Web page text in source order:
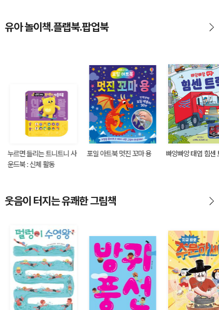
유아 놀이책.플랩북.팝업북
누르면 들리는 트니트니 사
운드북 : 신체 활동
포일 아트북 멋진 꼬마 용 빠앙빠앙 태엽 힘센
웃음이 터지는 유쾌한 그림책